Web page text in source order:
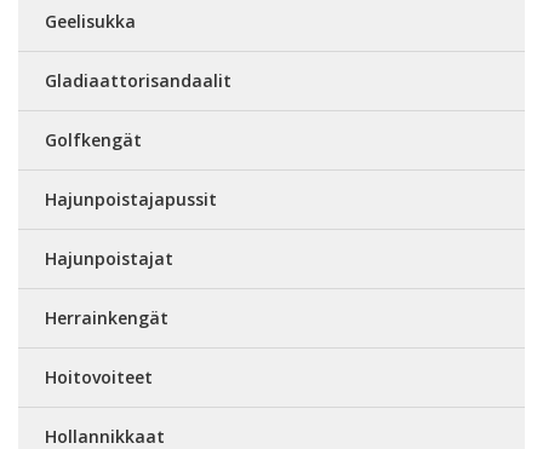
Geelisukka
Gladiaattorisandaalit
Golfkengät
Hajunpoistajapussit
Hajunpoistajat
Herrainkengät
Hoitovoiteet
Hollannikkaat